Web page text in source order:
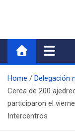
Home
Delegación
Cerca de 200
participaron el
Intercentros